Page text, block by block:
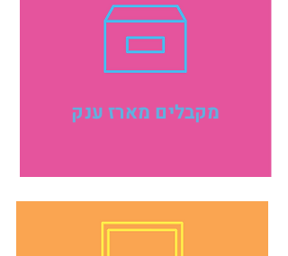
מקבלים מארז ענק